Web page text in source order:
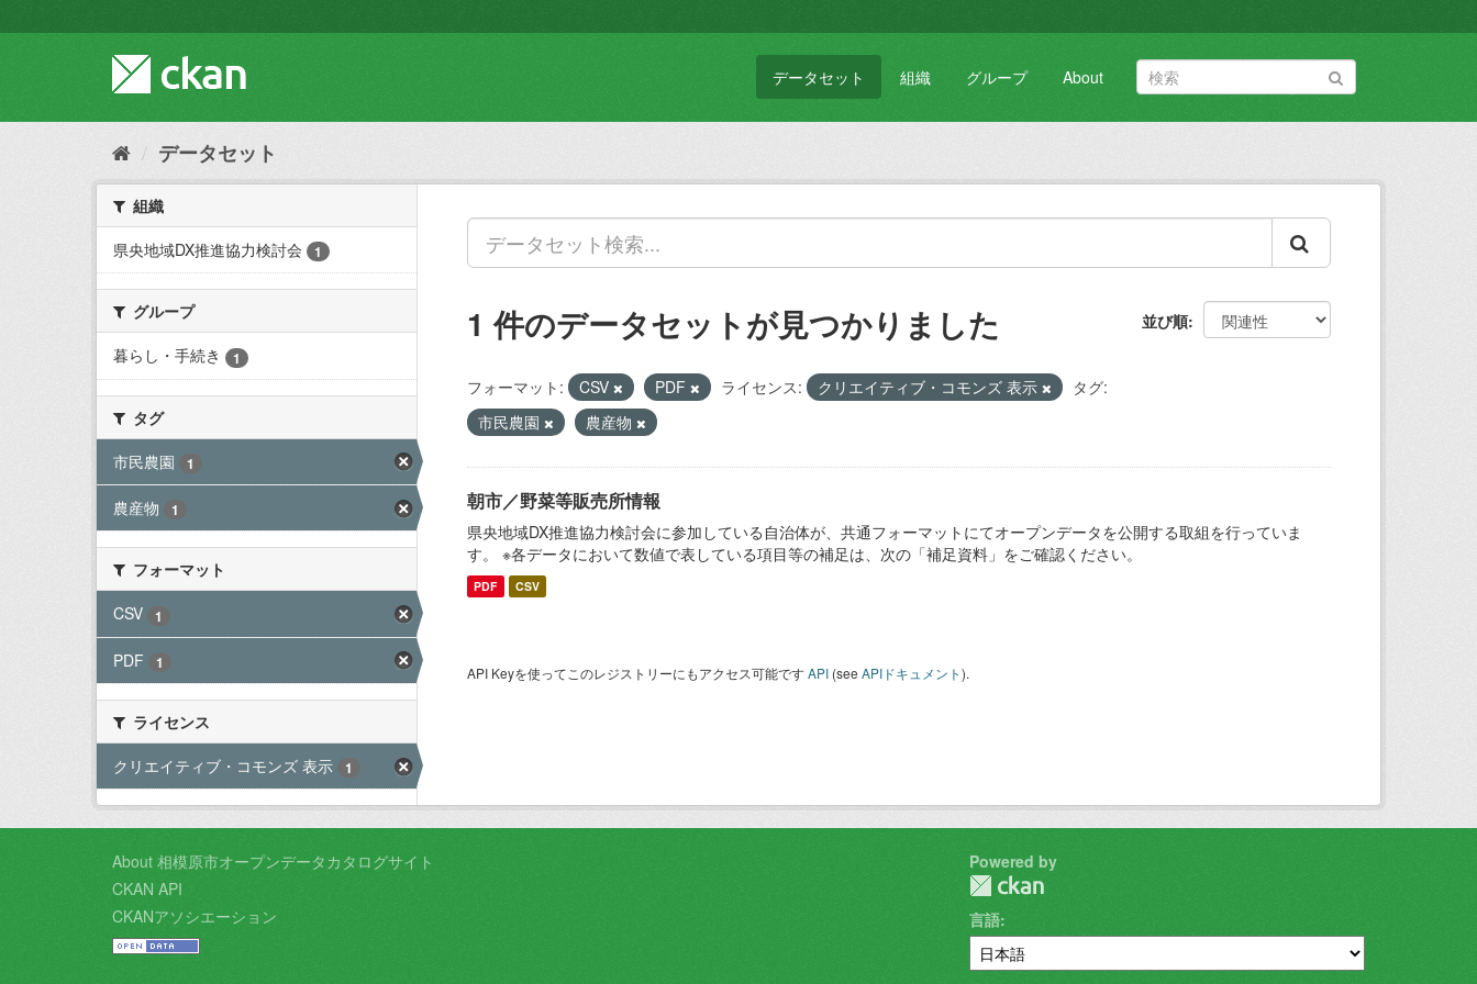
キ
て
データセット 組織 グループ About
データセット
組織
県央地域DX推進協力検討会
1
グループ
暮らし・手続き
1
タグ
市民農園
1
農産物 1
フォーマット
CSV
1
PDF 1
ライセンス
クリエイティブ・コモンズ 表示
1
並び順
1 件のデータセットが見つかりました
フォーマット: CSV PDF ライセンス: クリエイティブ・コモンズ 表示
タグ:
市民農園
農産物
朝市／野菜等販売所情報
県央地域DX推進協力検討会に参加している自治体が、共通フォーマットにてオープンデータを公開する取組を行っていま
す。 ※各データにおいて数値で表している項目等の補足は、次の「補足資料」をご確認ください。
PDF CSV
API Keyを使ってこのレジストリーにもアクセス可能ですAPI (see APIドキュメント).
About 相模原市オープンデータカタログサイト
CKAN API
CKANアソシエーション
Powered by
言語